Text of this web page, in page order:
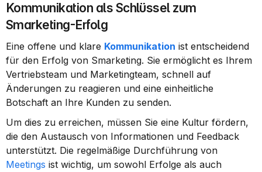
Kommunikation als Schlüssel zum
Smarketing-Erfolg
Eine offene und klare Kommunikation ist entscheidend
für den Erfolg von Smarketing. Sie ermöglicht es Ihrem
Vertriebsteam und Marketingteam, schnell auf
Änderungen zu reagieren und eine einheitliche
Botschaft an Ihre Kunden zu senden.
Um dies zu erreichen, müssen Sie eine Kultur fördern,
die den Austausch von Informationen und Feedback
Meetings ist wichtig, um sowohl Erfolge als auch